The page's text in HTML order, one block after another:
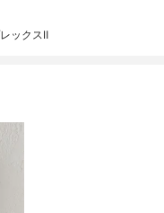
ックスⅡ